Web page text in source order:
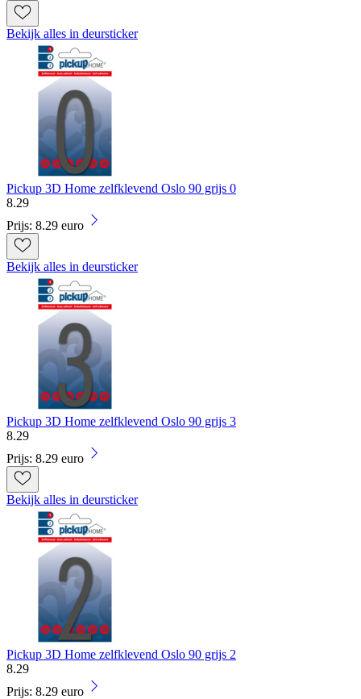
Bekijk alles in deursticker
Pickup 3D Home zelfklevend Oslo 90 grijs 0
8.29
Prijs: 8.29 euro
Bekijk alles in deursticker
Pickup 3D Home zelfklevend Oslo 90 grijs 3
8.29
Prijs: 8.29 euro
Bekijk alles in deursticker
Pickup 3D Home zelfklevend Oslo 90 grijs 2
8.29
Prijs: 8.29 euro